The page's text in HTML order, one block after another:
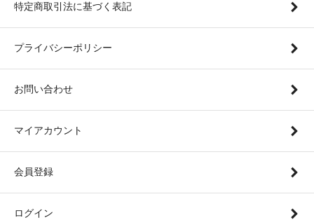
特定商取引法に基づく表記
プライバシーポリシー
お問い合わせ
マイアカウント
会員登録
ログイン